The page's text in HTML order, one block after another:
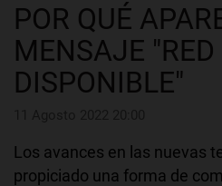
POR QUÉ
MENSAJE
DISPONIBLE"
Los avances en las nuevas
propiciado una forma de